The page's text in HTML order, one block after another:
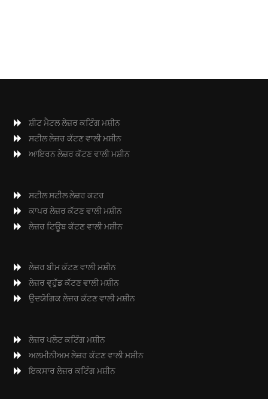
ਸ਼ੀਟ ਮੈਟਲ ਲੇਜ਼ਰ ਕਟਿੰਗ ਮਸ਼ੀਨ
ਸਟੀਲ ਲੇਜ਼ਰ ਕੱਟਣ ਵਾਲੀ ਮਸ਼ੀਨ
ਆਇਰਨ ਲੇਜ਼ਰ ਕੱਟਣ ਵਾਲੀ ਮਸ਼ੀਨ
ਸਟੀਲ ਸਟੀਲ ਲੇਜ਼ਰ ਕਟਰ
ਕਾਪਰ ਲੇਜ਼ਰ ਕੱਟਣ ਵਾਲੀ ਮਸ਼ੀਨ
ਲੇਜ਼ਰ ਟਿਊਬ ਕੱਟਣ ਵਾਲੀ ਮਸ਼ੀਨ
ਲੇਜ਼ਰ ਬੀਮ ਕੱਟਣ ਵਾਲੀ ਮਸ਼ੀਨ
ਲੇਜ਼ਰ ਵ੍ਹੁੱਡ ਕੱਟਣ ਵਾਲੀ ਮਸ਼ੀਨ
ਉਦਯੋਗਿਕ ਲੇਜ਼ਰ ਕੱਟਣ ਵਾਲੀ ਮਸ਼ੀਨ
ਲੇਜ਼ਰ ਪਲੇਟ ਕਟਿੰਗ ਮਸ਼ੀਨ
ਅਲਮੀਨੀਅਮ ਲੇਜ਼ਰ ਕੱਟਣ ਵਾਲੀ ਮਸ਼ੀਨ
ਇਕਸਾਰ ਲੇਜ਼ਰ ਕਟਿੰਗ ਮਸ਼ੀਨ